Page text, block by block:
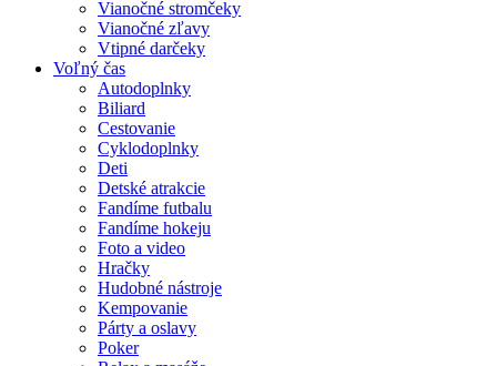
Vianočné stromčeky
Vianočné zľavy
Vtipné darčeky
Voľný čas
Autodoplnky
Biliard
Cestovanie
Cyklodoplnky
Deti
Detské atrakcie
Fandíme futbalu
Fandíme hokeju
Foto a video
Hračky
Hudobné nástroje
Kempovanie
Párty a oslavy
Poker